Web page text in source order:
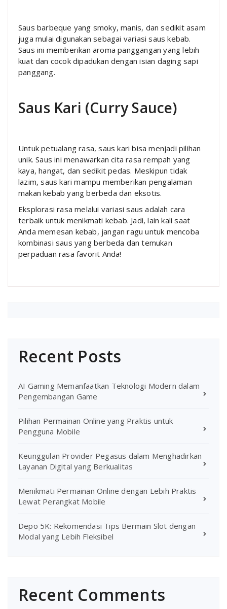
Saus barbeque yang smoky, manis, dan sedikit asam
juga mulai digunakan sebagai variasi saus kebab.
Saus ini memberikan aroma panggangan yang lebih
kuat dan cocok dipadukan dengan isian daging sapi
panggang.
Saus Kari (Curry Sauce)
Untuk petualang rasa, saus kari bisa menjadi pilihan
unik. Saus ini menawarkan cita rasa rempah yang
kaya, hangat, dan sedikit pedas. Meskipun tidak
lazim, saus kari mampu memberikan pengalaman
makan kebab yang berbeda dan eksotis.
Eksplorasi rasa melalui variasi saus adalah cara
terbaik untuk menikmati kebab. Jadi, lain kali saat
Anda memesan kebab, jangan ragu untuk mencoba
kombinasi saus yang berbeda dan temukan
perpaduan rasa favorit Anda!
Recent Posts
AI Gaming Memanfaatkan Teknologi Modern dalam
Pengembangan Game
Pilihan Permainan Online yang Praktis untuk
Pengguna Mobile
Keunggulan Provider Pegasus dalam Menghadirkan
Layanan Digital yang Berkualitas
Menikmati Permainan Online dengan Lebih Praktis
Lewat Perangkat Mobile
Depo 5K: Rekomendasi Tips Bermain Slot dengan
Modal yang Lebih Fleksibel
Recent Comments